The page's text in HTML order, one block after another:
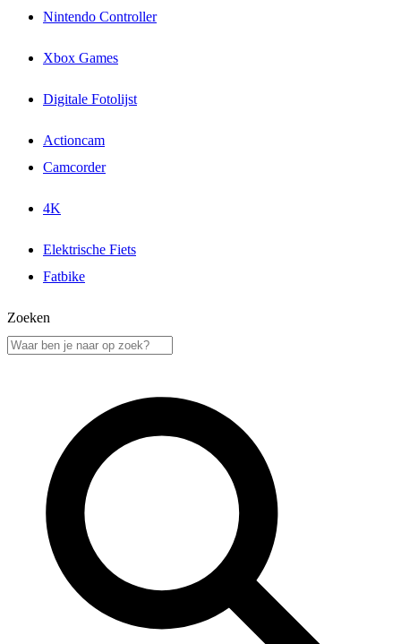
Nintendo Controller
Xbox Games
Digitale Fotolijst
Actioncam
Camcorder
4K
Elektrische Fiets
Fatbike
Zoeken